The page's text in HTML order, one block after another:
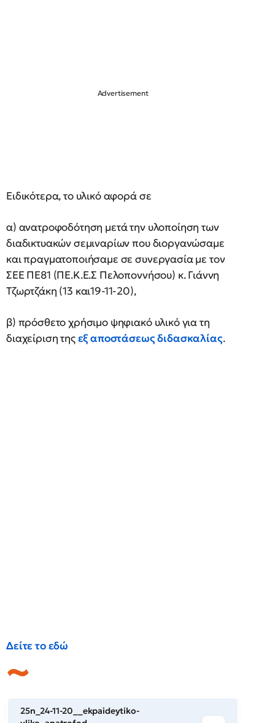
Ειδικότερα, το υλικό αφορά σε
α) ανατροφοδότηση μετά την υλοποίηση των
διαδικτυακών σεμιναρίων που διοργανώσαμε
και πραγματοποιήσαμε σε συνεργασία με τον
ΣΕΕ ΠΕ81 (ΠΕ.Κ.Ε.Σ Πελοποννήσου) κ. Γιάννη
Τζωρτζάκη (13 και19-11-20),
β) πρόσθετο χρήσιμο ψηφιακό υλικό για τη
διαχείριση τηςεξ αποστάσεως διδασκαλίας.
Δείτε το εδώ
25n_24-11-20__ekpaideytiko-